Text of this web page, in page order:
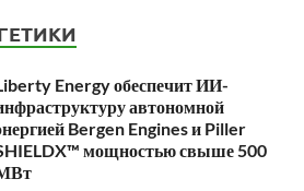
Energy обеспечит ИИ-
автономной
Bergen Engines и Piller
мощностью свыше 500